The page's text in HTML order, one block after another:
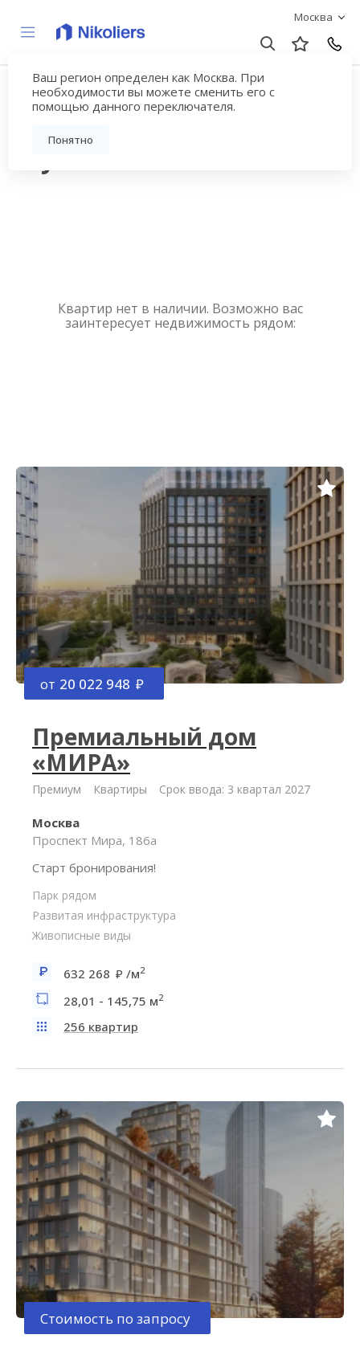
Москва
Ваш регион определен как Москва. При
необходимости вы можете сменить его с
помощью данного переключателя.
Понятно
Купить квартиру
новостройку у метро
Квартир нет в наличии. Возможно вас
заинтересует недвижимость рядом:
от 20 022 948
Премиальный дом
«МИРА»
Премиум Квартиры Срок ввода: 3 квартал 2027
Москва
Проспект Мира, 186а
Старт бронирования!
Парк рядом
Развитая инфраструктура
Живописные виды
632 268 /м2
28,01 - 145,75 м2
256 квартир
Стоимость по запросу